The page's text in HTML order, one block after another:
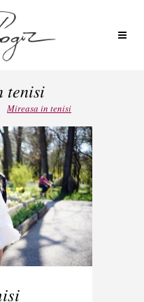
tenisi
Mireasa in tenisi